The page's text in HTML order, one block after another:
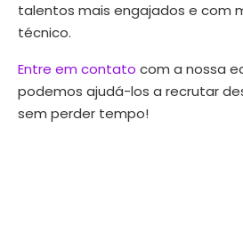
talentos mais engajados e com
técnico.
Entre em contato com a nossa
podemos ajudá-los a recrutar
sem perder tempo!